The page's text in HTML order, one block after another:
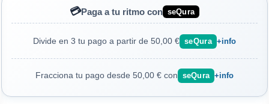
💳Paga a tu ritmo con seQura
Divide en 3 tu pago a partir de 50,00 € seQura +info
Fracciona tu pago desde 50,00 € con seQura +info